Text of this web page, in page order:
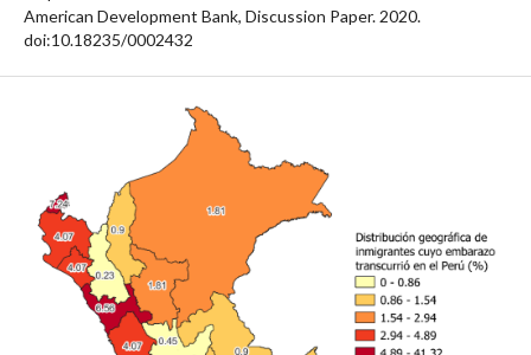
American Development Bank, Discussion Paper. 2020.
doi:10.18235/0002432